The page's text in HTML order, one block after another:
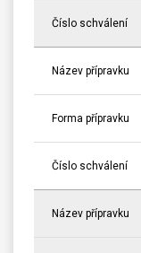
Číslo schválení
Název přípravku
Forma přípravku
Číslo schválení
Název přípravku